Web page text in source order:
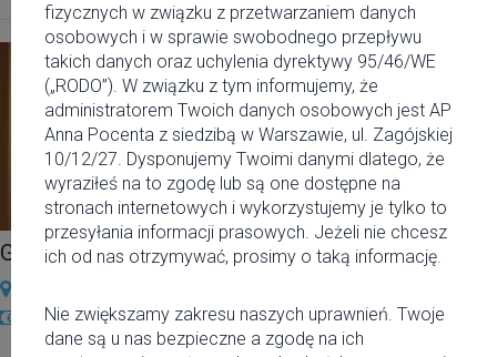
Galeria Faras w Muzeum Narodowym
10-15 zł
1 marca 2016 10:00
fizycznych w związku z przetwarzaniem danych
osobowych i w sprawie swobodnego przepływu
takich danych oraz uchylenia dyrektywy 95/46/WE
(„RODO”). W związku z tym informujemy, że
administratorem Twoich danych osobowych jest AP
Anna Pocenta z siedzibą w Warszawie, ul. Zagójskiej
10/12/27. Dysponujemy Twoimi danymi dlatego, że
wyraziłeś na to zgodę lub są one dostępne na
stronach internetowych i wykorzystujemy je tylko to
przesyłania informacji prasowych. Jeżeli nie chcesz
ich od nas otrzymywać, prosimy o taką informację.
Nie zwiększamy zakresu naszych uprawnień. Twoje
dane są u nas bezpieczne a zgodę na ich